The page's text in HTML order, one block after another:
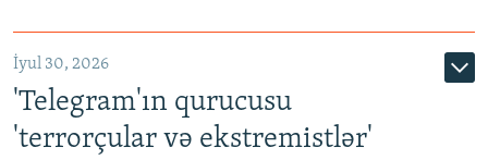
İyul 30, 2026
'Telegram'ın qurucusu
'terrorçular və ekstremistlər'